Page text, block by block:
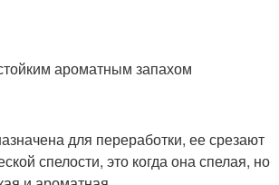
ароматным запахом
для переработки, ее срезают
спелости, это когда она спелая, но